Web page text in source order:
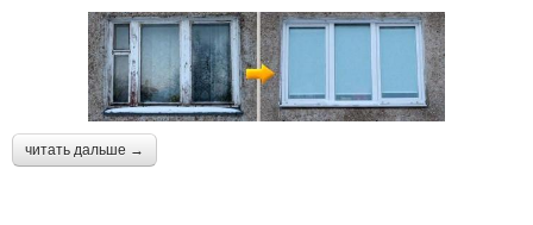
читать дальше →